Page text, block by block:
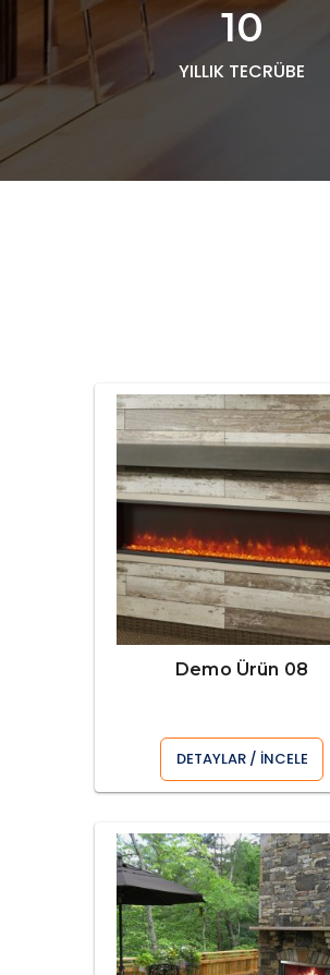
10
YILLIK TECRÜBE
Demo Ürün 08
DETAYLAR / İNCELE